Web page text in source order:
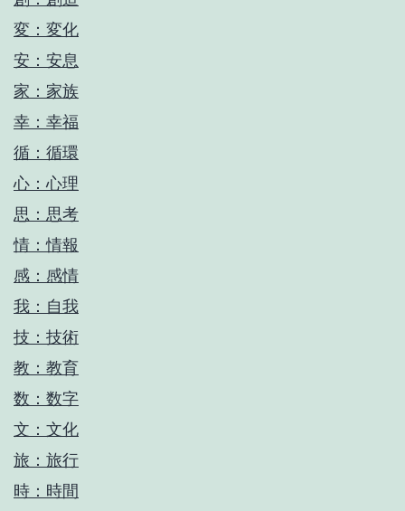
変：変化
安：安息
家：家族
幸：幸福
循：循環
心：心理
思：思考
情：情報
感：感情
我：自我
技：技術
教：教育
数：数字
文：文化
旅：旅行
時：時間